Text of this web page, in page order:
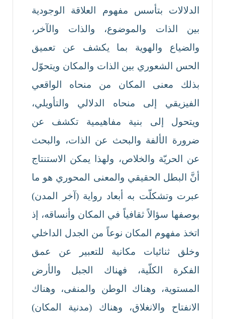
الدلالات بتأسس مفهوم العلاقة الوجودية
بين الذات والموضوع، والذات والآخر،
والضياع والهوية بما يكشف عن تعميق
الحس الشعوري بين الذات والمكان ويتحوّل
بذلك معنى المكان من منحاه الواقعي
الفيزيقي إلى منحاه الدلالي والتأويلي،
ويتحول إلى بنية مفاهيمية تكشف عن
ضرورة الألفة والبحث عن الذات، والبحث
عن الحريّة والخلاص، ولهذا يمكن الاستنتاج
أنَّ البطل الحقيقي والمعنى المحوري هو ما
عبرت وتشكلّت به أبعاد رواية (آخر المدن)
بوصفها سؤالاً ثقافياً في المكان وأنساقه، إذ
اتخذ مفهوم المكان نوعاً من الجدل الداخلي
وخلق ثنائيات مكانية للتعبير عن عمق
الفكرة الكلّية، فهناك الجبل والأرض
المستوية، وهناك الوطن والمنفى، وهناك
الانفتاح والانغلاق، وهناك (مدنية المكان)